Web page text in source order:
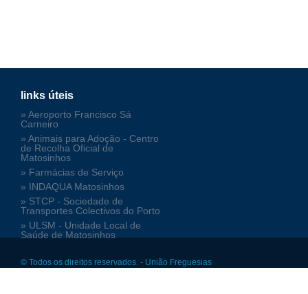
links úteis
» Aeroporto Francisco Sá
Carneiro
» Animais para Adoção - Centro
de Recolha Oficial de
Matosinhos
» Farmácias de Serviço
» INDAQUA Matosinhos
» STCP - Sociedade de
Transportes Colectivos do Porto
» ULSM - Unidade Local de
Saúde de Matosinhos
© Todos os direitos reservados. - União Freguesias